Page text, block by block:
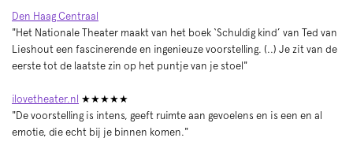
Den Haag Centraal
"Het Nationale Theater maakt van het boek ‘Schuldig kind’ van Ted van
Lieshout een fascinerende en ingenieuze voorstelling. (..) Je zit van de
eerste tot de laatste zin op het puntje van je stoel"
ilovetheater.nl ★★★★★
"De voorstelling is intens, geeft ruimte aan gevoelens en is een en al
emotie, die echt bij je binnen komen."